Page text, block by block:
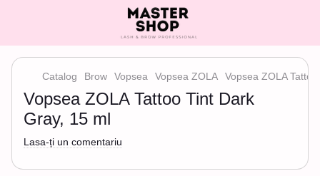
Catalog Brow Vopsea Vopsea ZOLA Vopsea ZOLA
Vopsea ZOLA Tattoo Tint Dark
Gray, 15 ml
Lasa-ți un comentariu